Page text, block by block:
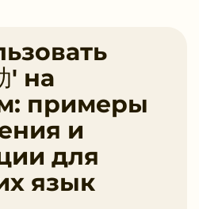
' на
примеры
и
для
язык